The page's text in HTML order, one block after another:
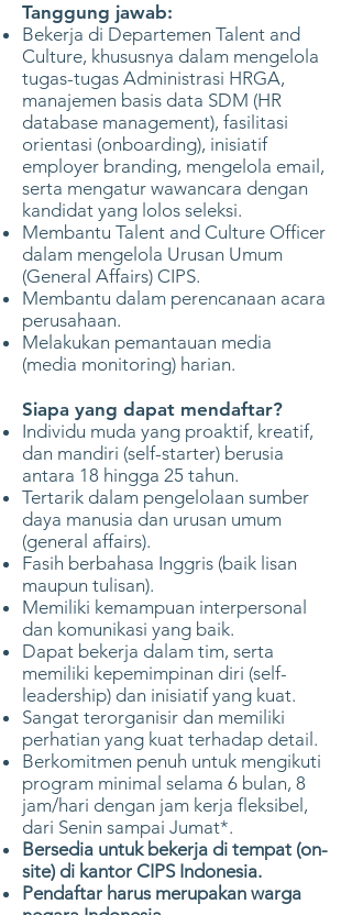
Tanggung jawab:
Bekerja di Departemen Talent and
Culture, khususnya dalam mengelola
tugas-tugas Administrasi HRGA,
manajemen basis data SDM (HR
database management), fasilitasi
orientasi (onboarding), inisiatif
employer branding, mengelola email,
serta mengatur wawancara dengan
kandidat yang lolos seleksi.
Membantu Talent and Culture Officer
dalam mengelola Urusan Umum
(General Affairs) CIPS.
Membantu dalam perencanaan acara
perusahaan.
Melakukan pemantauan media
(media monitoring) harian.
Siapa yang dapat mendaftar?
Individu muda yang proaktif, kreatif,
dan mandiri (self-starter) berusia
antara 18 hingga 25 tahun.
Tertarik dalam pengelolaan sumber
daya manusia dan urusan umum
(general affairs).
Fasih berbahasa Inggris (baik lisan
maupun tulisan).
Memiliki kemampuan interpersonal
dan komunikasi yang baik.
Dapat bekerja dalam tim, serta
memiliki kepemimpinan diri (self-
leadership) dan inisiatif yang kuat.
Sangat terorganisir dan memiliki
perhatian yang kuat terhadap detail.
Berkomitmen penuh untuk mengikuti
program minimal selama 6 bulan, 8
jam/hari dengan jam kerja fleksibel,
dari Senin sampai Jumat*.
Bersedia untuk bekerja di tempat (on-
site) di kantor CIPS Indonesia.
Pendaftar harus merupakan warga